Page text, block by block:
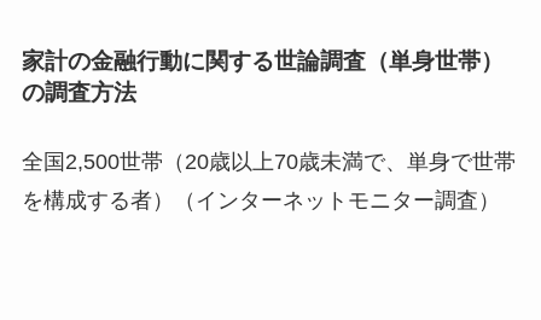
家計の金融行動に関する世論調査（単身世帯）
の調査方法
全国2,500世帯（20歳以上70歳未満で、単身で世帯
を構成する者）（インターネットモニター調査）